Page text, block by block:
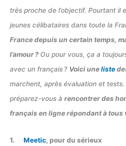
très proche de l’objectif. Pourtant il
jeunes célibataires dans toute la
France depuis un certain temps,
l’amour ? Ou pour vous, ça a
avec un français ? Voici uneliste
marchent, après évaluation et
préparez-vous à rencontrer des
français en ligne répondant à tous
1. Meetic, pour du sérieux